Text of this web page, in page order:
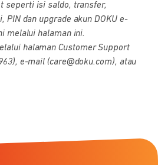
seperti isi saldo, transfer,
PIN dan upgrade akun DOKU e-
melalui halaman ini.
halaman Customer Support
e-mail (care@doku.com), atau